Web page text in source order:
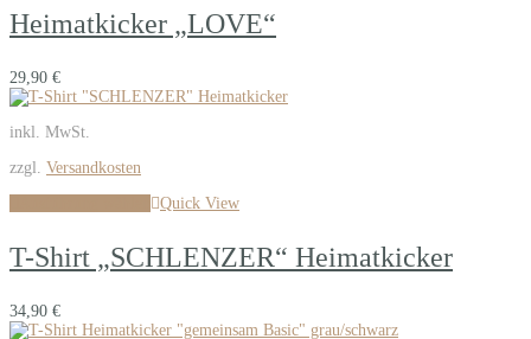
Heimatkicker „LOVE“
29,90 €
inkl. MwSt.
zzgl. Versandkosten
Quick View
T-Shirt „SCHLENZER“ Heimatkicker
34,90 €